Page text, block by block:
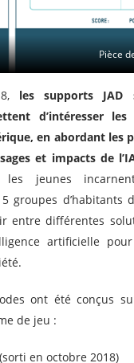
Pièce
les supports JAD
d’intéresser les
en abordant les
et impacts de
jeunes
groupes d’habitants
entre différentes
artificielle
ont été conçus
de jeu :
(sorti en octobre 2018)